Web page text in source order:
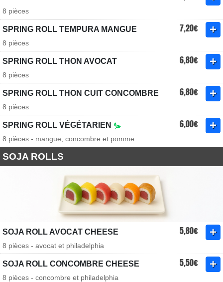
8 pièces
SPRING ROLL TEMPURA MANGUE 7,20€
8 pièces
SPRING ROLL THON AVOCAT 6,80€
8 pièces
SPRING ROLL THON CUIT CONCOMBRE 6,80€
8 pièces
SPRING ROLL VÉGÉTARIEN 6,00€
8 pièces - mangue, concombre et pomme
SOJA ROLLS
SOJA ROLL AVOCAT CHEESE 5,80€
8 pièces - avocat et philadelphia
SOJA ROLL CONCOMBRE CHEESE 5,50€
8 pièces - concombre et philadelphia